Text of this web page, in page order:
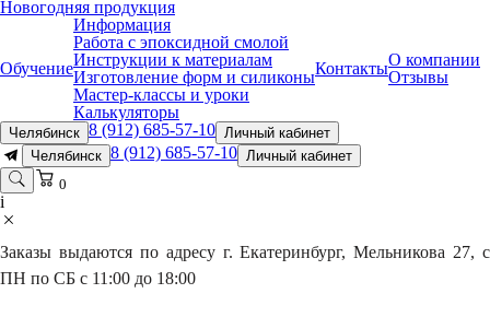
Новогодняя продукция
Обучение
Информация
Работа с эпоксидной смолой
Инструкции к материалам
Изготовление форм и силиконы
Мастер-классы и уроки
Калькуляторы
КонтактыО компании
Отзывы
Челябинск 8 (912) 685-57-10 Личный кабинет
Челябинск 8 (912) 685-57-10 Личный кабинет
0
i
Заказы выдаются по адресу г. Екатеринбург, Мельникова 27, с
ПН по СБ с 11:00 до 18:00